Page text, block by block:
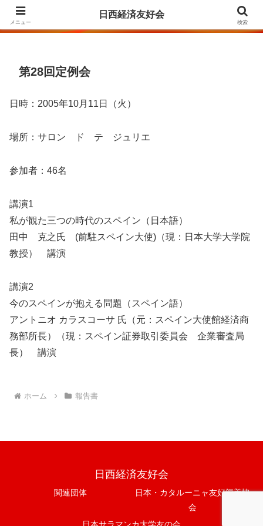
Agrupación para la Amistad y el Fomento de las Relaciones Económicas
第28回定例会
日時：2005年10月11日（火）
場所：サロン ド テ ジュリエ
参加者：46名
講演1
私が観た三つの時代のスペイン（日本語）
田中 克之氏 (前駐スペイン大使)（現：日本大学大学院
教授） 講演
講演2
今のスペインが抱える問題（スペイン語）
アントニオ カラスコーサ 氏（元：スペイン大使館経済商
務部所長）（現：スペイン証券取引委員会 企業審査局
長） 講演
ホーム 報告書
日西経済友好会
関連団体
日本・カタルーニャ友好親善協
会
日本サラマンカ大学友の会
メニュー
日西経済友好会
検索